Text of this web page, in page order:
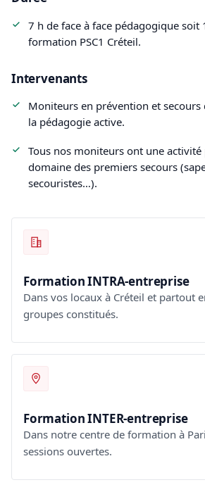
7 h de face à face pédagogique soit
formation PSC1 Créteil.
Intervenants
Moniteurs en prévention et secours
la pédagogie active.
Tous nos moniteurs ont une
domaine des premiers secours
secouristes…).
Formation INTRA-entreprise
Dans vos locaux à Créteil et partout
groupes constitués.
Formation INTER-entreprise
Dans notre centre de formation à
sessions ouvertes.